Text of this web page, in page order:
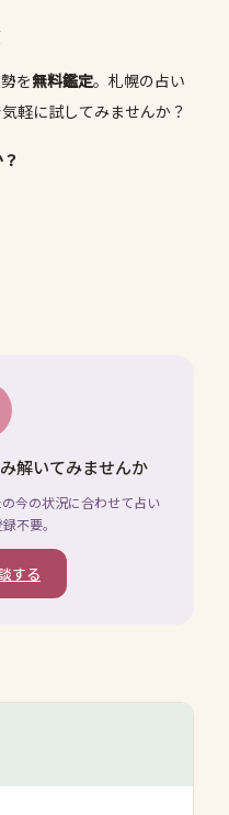
を無料鑑定。札幌の占い
軽に試してみませんか？
解いてみませんか
今の状況に合わせて占い
不要。
する